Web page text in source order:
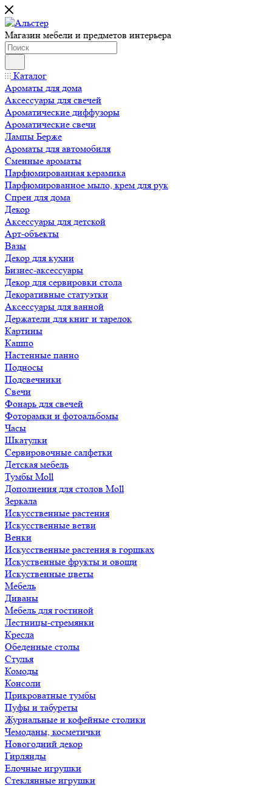
Магазин мебели и предметов интерьера
Каталог
Ароматы для дома
Аксессуары для свечей
Ароматические диффузоры
Ароматические свечи
Лампы Берже
Ароматы для автомобиля
Сменные ароматы
Парфюмированная керамика
Парфюмированное мыло, крем для рук
Спреи для дома
Декор
Аксессуары для детской
Арт-объекты
Вазы
Декор для кухни
Бизнес-аксессуары
Декор для сервировки стола
Декоративные статуэтки
Аксессуары для ванной
Держатели для книг и тарелок
Картины
Кашпо
Настенные панно
Подносы
Подсвечники
Свечи
Фонарь для свечей
Фоторамки и фотоальбомы
Часы
Шкатулки
Сервировочные салфетки
Детская мебель
Тумбы Moll
Дополнения для столов Moll
Зеркала
Искусственные растения
Искусственные ветви
Венки
Искусственные растения в горшках
Искуственные фрукты и овощи
Искуственные цветы
Мебель
Диваны
Мебель для гостиной
Лестницы-стремянки
Кресла
Обеденные столы
Стулья
Комоды
Консоли
Прикроватные тумбы
Пуфы и табуреты
Журнальные и кофейные столики
Чемоданы, косметички
Новогодний декор
Гирлянды
Елочные игрушки
Стеклянные игрушки